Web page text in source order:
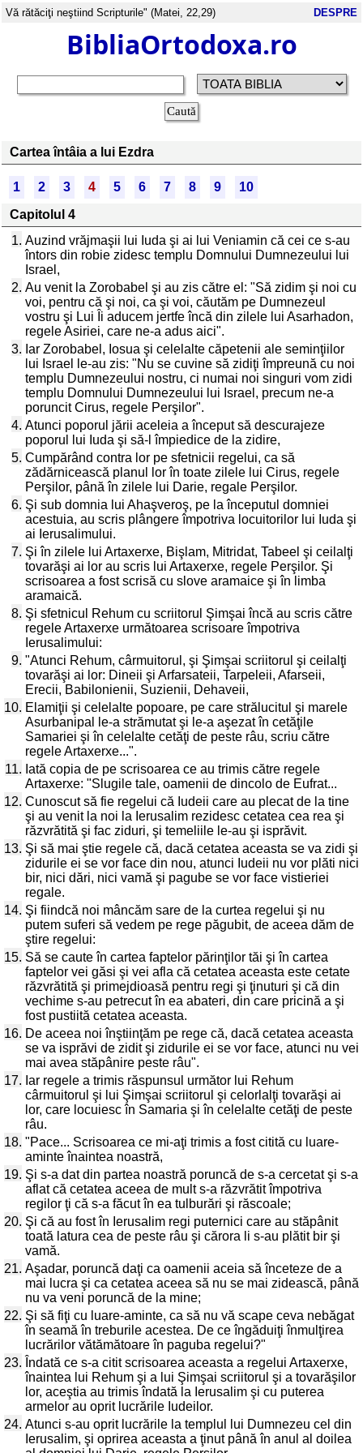
Vă rătăciţi neştiind Scripturile" (Matei, 22,29) DESPRE
BibliaOrtodoxa.ro
Cartea întâia a lui Ezdra
1 2 3 4 5 6 7 8 9
10
Capitolul 4
1. Auzind vrăjmaşii lui Iuda şi ai lui Veniamin că cei ce s-au
întors din robie zidesc templu Domnului Dumnezeului lui
Israel,
2. Au venit la Zorobabel şi au zis către el: "Să zidim şi noi cu
voi, pentru că şi noi, ca şi voi, căutăm pe Dumnezeul
vostru şi Lui Îi aducem jertfe încă din zilele lui Asarhadon,
regele Asiriei, care ne-a adus aici".
3. Iar Zorobabel, Iosua şi celelalte căpetenii ale seminţiilor
lui Israel le-au zis: "Nu se cuvine să zidiţi împreună cu noi
templu Dumnezeului nostru, ci numai noi singuri vom zidi
templu Domnului Dumnezeului lui Israel, precum ne-a
poruncit Cirus, regele Perşilor".
4. Atunci poporul jării aceleia a început să descurajeze
poporul lui Iuda şi să-l împiedice de la zidire,
5. Cumpărând contra lor pe sfetnicii regelui, ca să
zădărnicească planul lor în toate zilele lui Cirus, regele
Perşilor, până în zilele lui Darie, regale Perşilor.
6. Şi sub domnia lui Ahaşveroş, pe la începutul domniei
acestuia, au scris plângere împotriva locuitorilor lui Iuda şi
ai Ierusalimului.
7. Şi în zilele lui Artaxerxe, Bişlam, Mitridat, Tabeel şi ceilalţi
tovarăşi ai lor au scris lui Artaxerxe, regele Perşilor. Şi
scrisoarea a fost scrisă cu slove aramaice şi în limba
aramaică.
8. Şi sfetnicul Rehum cu scriitorul Şimşai încă au scris către
regele Artaxerxe următoarea scrisoare împotriva
Ierusalimului:
9. "Atunci Rehum, cârmuitorul, şi Şimşai scriitorul şi ceilalţi
tovarăşi ai lor: Dineii şi Arfarsateii, Tarpeleii, Afarseii,
Erecii, Babilonienii, Suzienii, Dehaveii,
10. Elamiţii şi celelalte popoare, pe care strălucitul şi marele
Asurbanipal le-a strămutat şi le-a aşezat în cetăţile
Samariei şi în celelalte cetăţi de peste râu, scriu către
regele Artaxerxe...".
11. Iată copia de pe scrisoarea ce au trimis către regele
Artaxerxe: "Slugile tale, oamenii de dincolo de Eufrat...
12. Cunoscut să fie regelui că Iudeii care au plecat de la tine
şi au venit la noi la Ierusalim rezidesc cetatea cea rea şi
răzvrătită şi fac ziduri, şi temeliile le-au şi isprăvit.
13. Şi să mai ştie regele că, dacă cetatea aceasta se va zidi şi
zidurile ei se vor face din nou, atunci Iudeii nu vor plăti nici
bir, nici dări, nici vamă şi pagube se vor face vistieriei
regale.
14. Şi fiindcă noi mâncăm sare de la curtea regelui şi nu
putem suferi să vedem pe rege păgubit, de aceea dăm de
ştire regelui:
15. Să se caute în cartea faptelor părinţilor tăi şi în cartea
faptelor vei găsi şi vei afla că cetatea aceasta este cetate
răzvrătită şi primejdioasă pentru regi şi ţinuturi şi că din
vechime s-au petrecut în ea abateri, din care pricină a şi
fost pustiită cetatea aceasta.
16. De aceea noi înştiinţăm pe rege că, dacă cetatea aceasta
se va isprăvi de zidit şi zidurile ei se vor face, atunci nu vei
mai avea stăpânire peste râu".
17. Iar regele a trimis răspunsul următor lui Rehum
cârmuitorul şi lui Şimşai scriitorul şi celorlalţi tovarăşi ai
lor, care locuiesc în Samaria şi în celelalte cetăţi de peste
râu.
18. "Pace... Scrisoarea ce mi-aţi trimis a fost citită cu luare-
aminte înaintea noastră,
19. Şi s-a dat din partea noastră poruncă de s-a cercetat şi s-a
aflat că cetatea aceea de mult s-a răzvrătit împotriva
regilor ţi că s-a făcut în ea tulburări şi răscoale;
20. Şi că au fost în Ierusalim regi puternici care au stăpânit
toată latura cea de peste râu şi cărora li s-au plătit bir şi
vamă.
21. Aşadar, poruncă daţi ca oamenii aceia să înceteze de a
mai lucra şi ca cetatea aceea să nu se mai zidească, până
nu va veni poruncă de la mine;
22. Şi să fiţi cu luare-aminte, ca să nu vă scape ceva nebăgat
în seamă în treburile acestea. De ce îngăduiţi înmulţirea
lucrărilor vătămătoare în paguba regelui?"
23. Îndată ce s-a citit scrisoarea aceasta a regelui Artaxerxe,
înaintea lui Rehum şi a lui Şimşai scriitorul şi a tovarăşilor
lor, aceştia au trimis îndată la Ierusalim şi cu puterea
armelor au oprit lucrările Iudeilor.
24. Atunci s-au oprit lucrările la templul lui Dumnezeu cel din
Ierusalim, şi oprirea aceasta a ţinut până în anul al doilea